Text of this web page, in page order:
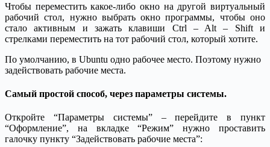
Чтобы переместить какое-либо окно на другой виртуальный
рабочий стол, нужно выбрать окно программы, чтобы оно
стало активным и зажать клавиши Ctrl – Alt – Shift и
стрелками переместить на тот рабочий стол, который хотите.
По умолчанию, в Ubuntu одно рабочее место. Поэтому нужно
задействовать рабочие места.
Самый простой способ, через параметры системы.
Откройте “Параметры системы” – перейдите в пункт
“Оформление”, на вкладке “Режим” нужно проставить
галочку пункту “Задействовать рабочие места”: